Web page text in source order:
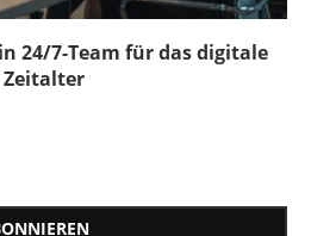
24/7-Team für das digitale
Zeitalter